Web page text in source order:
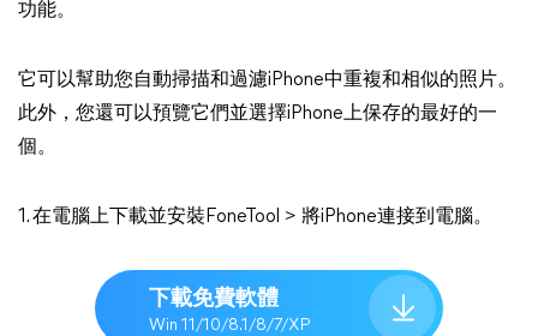
功能。
它可以幫助您自動掃描和過濾iPhone中重複和相似的照片。
此外，您還可以預覽它們並選擇iPhone上保存的最好的一
個。
1. 在電腦上下載並安裝FoneTool > 將iPhone連接到電腦。
下載免費軟體
Win 11/10/8.1/8/7/XP